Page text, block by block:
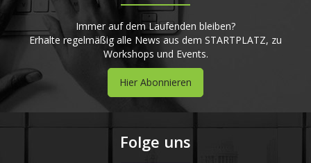
Immer auf dem Laufenden bleiben?
Erhalte regelmäßig alle News aus dem STARTPLATZ, zu
Workshops und Events.
Hier Abonnieren
Folge uns